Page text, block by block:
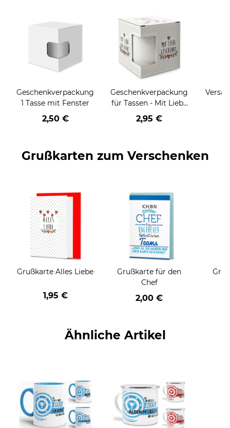
Geschenkverpackung
1 Tasse mit Fenster
2,50 €
Geschenkverpackung
für Tassen - Mit Liebe
geschenkt
2,95 €
Grußkarten zum Verschenken
Grußkarte Alles Liebe
1,95 €
Grußkarte für den
Chef
2,00 €
Ähnliche Artikel